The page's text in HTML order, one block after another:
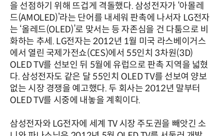
을 선점하기 위해 뜨겁게 격돌했다. 삼성전자가 ‘아몰레
드(AMOLED)’라는 단어를 내세워 판촉에 나서자 LG전자
는 ‘올레드(OLED)’로 맞서는 등 자존심을 건 다툼으로 비
화하는 추세. LG전자는 2012년 1월 미국 라스베이거스
에서 열린 국제가전쇼(CES)에서 55인치 3차원(3D)
OLED TV를 선보인 뒤 5월에 유럽으로 판촉 지역을 넓혔
다. 삼성전자도 같은 달 55인치 OLED TV를 선보여 양보
없는 시장 경쟁을 예고했다. 두 회사는 2012년 말부터
OLED TV를 시중에 내놓을 계획이다.
삼성전자와 LG전자에 세계 TV 시장 주도권을 빼앗긴 소